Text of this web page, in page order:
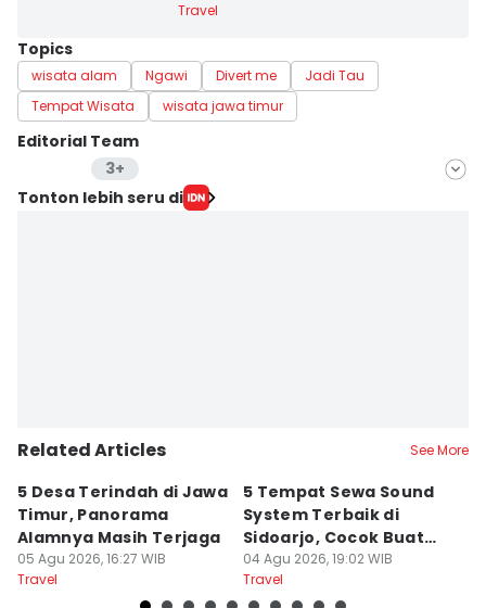
Travel
Topics
wisata alam Ngawi Divert me
Jadi Tau
Tempat Wisata
wisata jawa timur
Editorial Team
3+
Editor
Tonton lebih seru di
Related Articles See More
5 Desa Terindah di Jawa
Timur, Panorama
Alamnya Masih Terjaga
05 Agu 2026, 16:27 WIB
Travel
5 Tempat Sewa Sound
System Terbaik di
Sidoarjo, Cocok Buat
Agustusan
04 Agu 2026, 19:02 WIB
Travel